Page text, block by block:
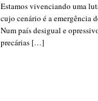
Estamos vivenciando uma
cujo cenário é a emergência
Num país desigual e
precárias […]